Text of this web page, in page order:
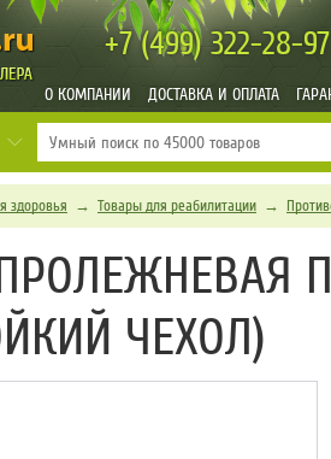
+7 (499)322-28-97
О КОМПАНИИ ДОСТАВКА И ОПЛАТА
здоровья → Товары для реабилитации →
ЧЕХОЛ)